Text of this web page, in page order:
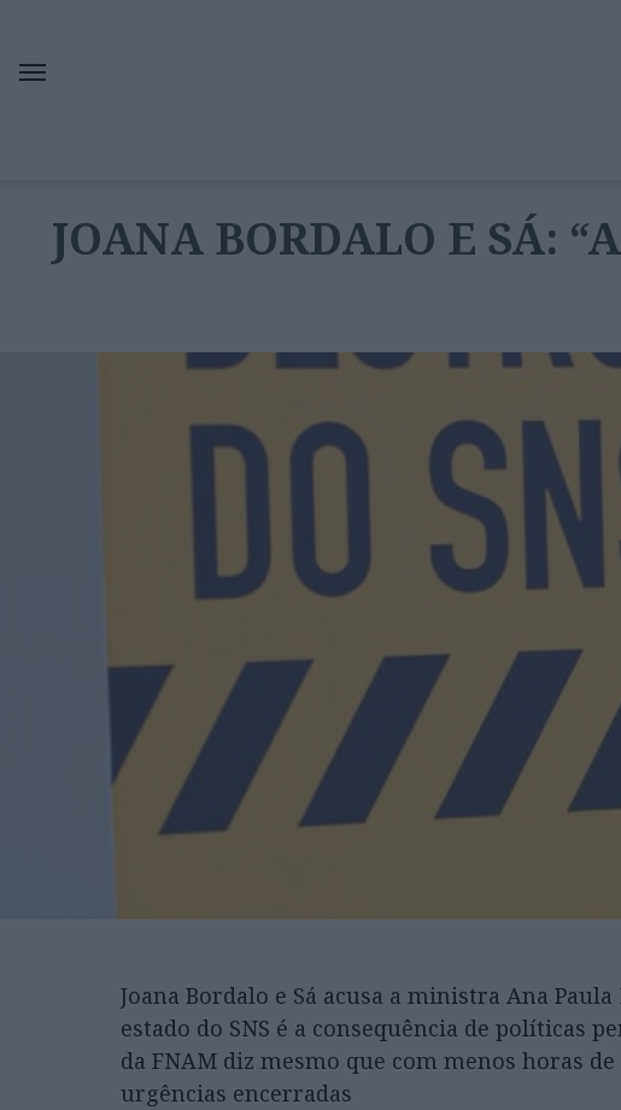
JOANA BORDALO E SÁ:
Joana Bordalo e Sá acusa a ministra Ana
estado do SNS é a consequência de políticas
da FNAM diz mesmo que com menos horas
urgências encerradas